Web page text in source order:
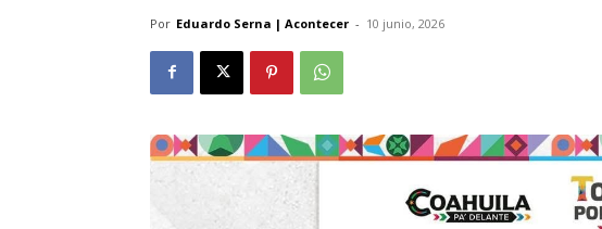
Por Eduardo Serna | Acontecer - 10 junio, 2026